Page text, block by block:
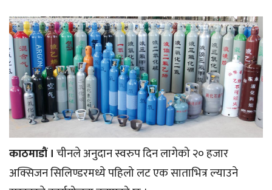
काठमाडौं ।चीनले अनुदान स्वरुप दिन लागेको २० हजार
अक्सिजन सिलिण्डरमध्ये पहिलो लट एक साताभित्र ल्याउने